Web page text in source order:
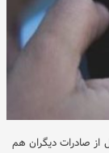
از صادرات دیگران هم